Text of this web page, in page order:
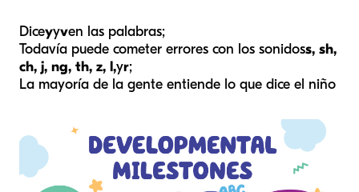
Diceyyven las palabras;
Todavía puede cometer errores con los sonidoss, sh,
ch, j, ng, th, z, l,yr;
La mayoría de la gente entiende lo que dice el niño